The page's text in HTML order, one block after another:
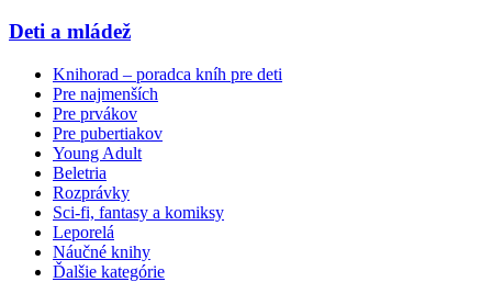
Deti a mládež
Knihorad – poradca kníh pre deti
Pre najmenších
Pre prvákov
Pre pubertiakov
Young Adult
Beletria
Rozprávky
Sci-fi, fantasy a komiksy
Leporelá
Náučné knihy
Ďalšie kategórie